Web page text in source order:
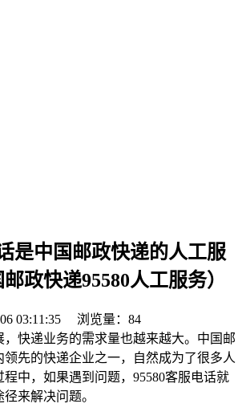
是中国邮政快递的人工服
政快递95580人工服务）
03:11:35
浏览量：84
，快递业务的需求量也越来越大。中国邮
先的快递企业之一，自然成为了很多人
中，如果遇到问题，95580客服电话就
来解决问题。